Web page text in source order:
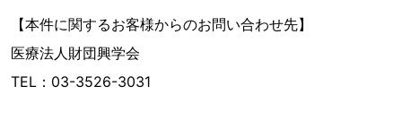
【本件に関するお客様からのお問い合わせ先】
医療法人財団興学会
TEL：03-3526-3031